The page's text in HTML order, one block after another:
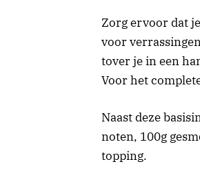
Zorg ervoor dat
voor
tover je in een
Voor het
Naast deze
noten, 100g
topping.